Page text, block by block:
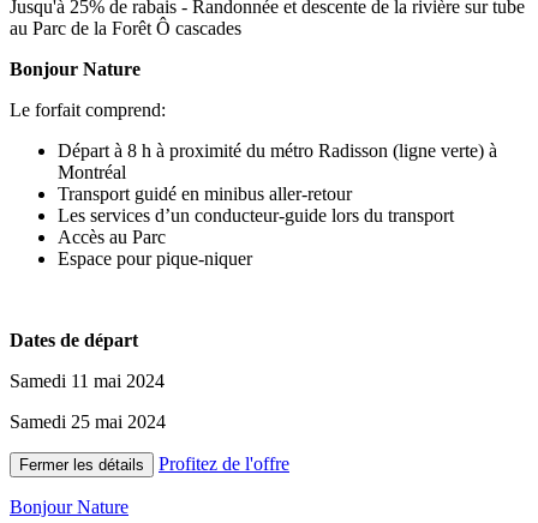
Jusqu'à 25% de rabais - Randonnée et descente de la rivière sur tube
au Parc de la Forêt Ô cascades
Bonjour Nature
Le forfait comprend:
Départ à 8 h à proximité du métro Radisson (ligne verte) à
Montréal
Transport guidé en minibus aller-retour
Les services d’un conducteur-guide lors du transport
Accès au Parc
Espace pour pique-niquer
Dates de départ
Samedi 11 mai 2024
Samedi 25 mai 2024
Fermer les détails Profitez de l'offre
Bonjour Nature